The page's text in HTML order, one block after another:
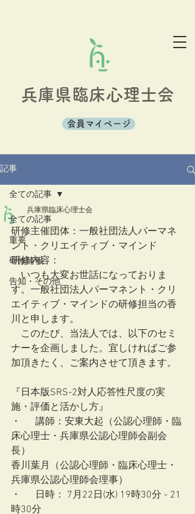
兵庫県臨床心理士会
会員マイページ
記事
全ての記事
重要
研修情報
告知・その他
全ての記事
兵庫県臨床心理士会
研修主催団体：一般社団法人パーマネ
ント・クリエイティブ・マインド
研修内容：
いつも大変お世話になっておりま
す。一般社団法人パーマネント・クリ
エイティブ・マインドの研修担当の香
川と申します。
このたび、当法人では、以下のセミ
ナーを企画しました。宜しければご参
加頂きたく、ご案内させて頂きます。
『日本版SRS-2対人応答性尺度の実
施・評価と活かし方』
・	講師：安東大起（公認心理師・臨
床心理士・兵庫県公認心理師会副会
長）
香川葉月（公認心理師・臨床心理士・
兵庫県公認心理師会理事）
・	日時： 7月22日(水) 19時30分 - 21
時30分